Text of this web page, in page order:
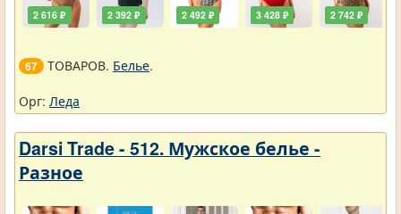
2 616 ₽ 2 392 ₽ 2 492 ₽ 3 428 ₽ 2 742 ₽
67 ТОВАРОВ. Белье.
Орг: Леда
Darsi Trade - 512. Мужское белье -
Разное